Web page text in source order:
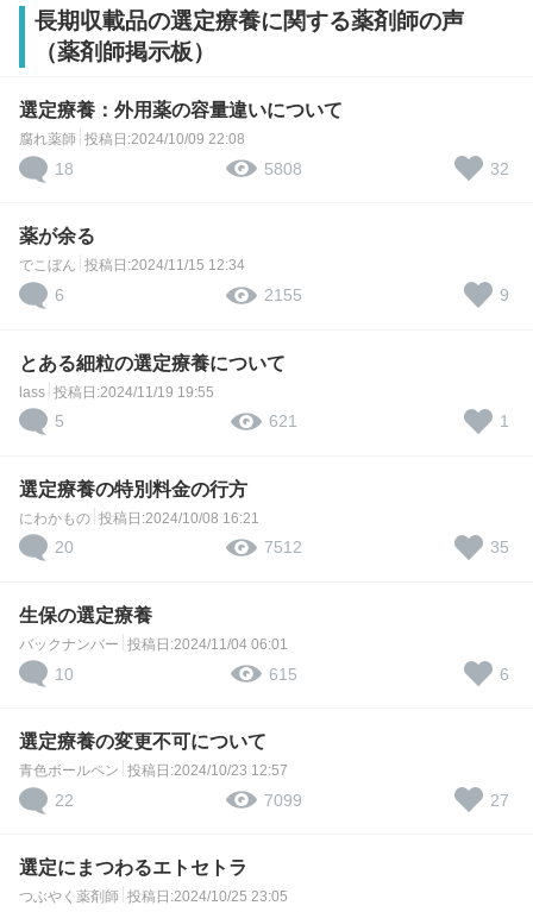
長期収載品の選定療養に関する薬剤師の声
（薬剤師掲示板）
選定療養：外用薬の容量違いについて
腐れ薬師 投稿日:2024/10/09 22:08
18 5808 32
薬が余る
でこぼん 投稿日:2024/11/15 12:34
6 2155 9
とある細粒の選定療養について
lass 投稿日:2024/11/19 19:55
5 621 1
選定療養の特別料金の行方
にわかもの 投稿日:2024/10/08 16:21
20 7512 35
生保の選定療養
バックナンバー 投稿日:2024/11/04 06:01
10 615 6
選定療養の変更不可について
青色ボールペン 投稿日:2024/10/23 12:57
22 7099 27
選定にまつわるエトセトラ
つぶやく薬剤師 投稿日:2024/10/25 23:05